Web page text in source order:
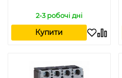
2-3 робочі дні
Купити